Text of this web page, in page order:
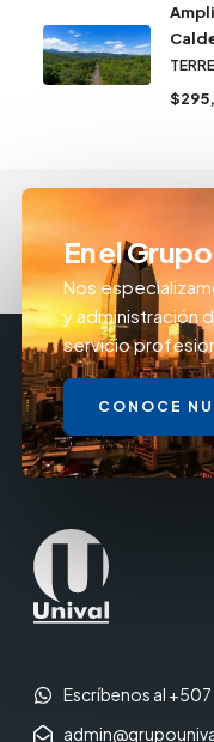
En el
Nos
y administración
servicio
CONOCE
Escríbenos al